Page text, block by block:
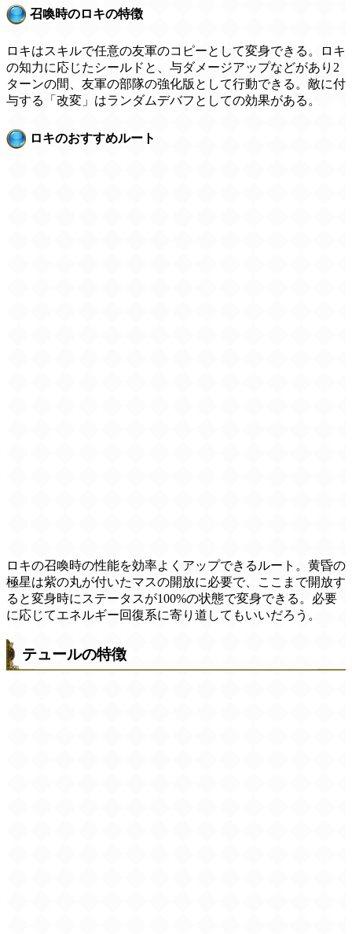
召喚時のロキの特徴
ロキはスキルで任意の友軍のコピーとして変身できる。ロキ
の知力に応じたシールドと、与ダメージアップなどがあり2
ターンの間、友軍の部隊の強化版として行動できる。敵に付
与する「改変」はランダムデバフとしての効果がある。
ロキのおすすめルート
ロキの召喚時の性能を効率よくアップできるルート。黄昏の
極星は紫の丸が付いたマスの開放に必要で、ここまで開放す
ると変身時にステータスが100%の状態で変身できる。必要
に応じてエネルギー回復系に寄り道してもいいだろう。
テュールの特徴